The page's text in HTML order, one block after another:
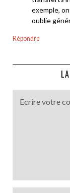
exemple,
oublie
Répondre